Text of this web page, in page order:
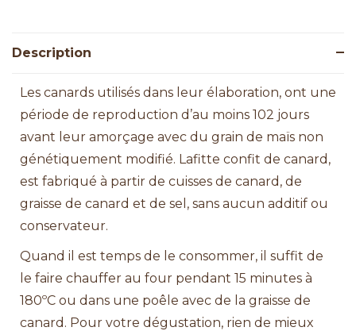
Description
Les canards utilisés dans leur élaboration, ont une
période de reproduction d’au moins 102 jours
avant leur amorçage avec du grain de maïs non
génétiquement modifié. Lafitte confit de canard,
est fabriqué à partir de cuisses de canard, de
graisse de canard et de sel, sans aucun additif ou
conservateur.
Quand il est temps de le consommer, il suffit de
le faire chauffer au four pendant 15 minutes à
180ºC ou dans une poêle avec de la graisse de
canard. Pour votre dégustation, rien de mieux